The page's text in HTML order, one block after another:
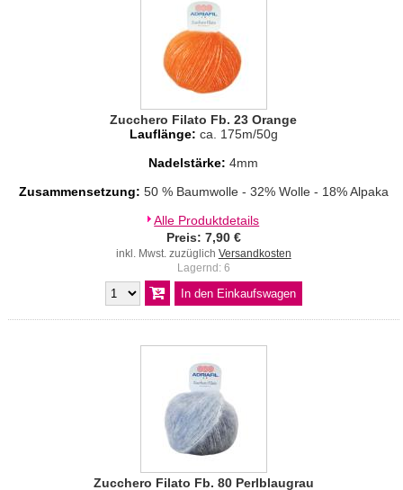
Zucchero Filato Fb. 23 Orange
Lauflänge: ca. 175m/50g
Nadelstärke: 4mm
Zusammensetzung: 50 % Baumwolle - 32% Wolle - 18% Alpaka
Alle Produktdetails
Preis: 7,90 €
inkl. Mwst. zuzüglich Versandkosten
Lagernd: 6
Zucchero Filato Fb. 80 Perlblaugrau